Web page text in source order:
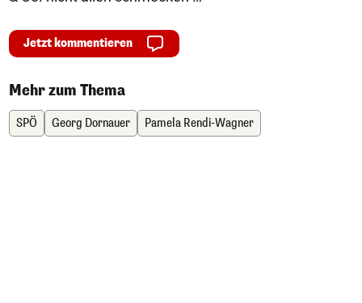
Jetzt kommentieren
Mehr zum Thema
SPÖ Georg Dornauer Pamela Rendi-Wagner